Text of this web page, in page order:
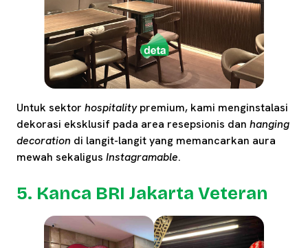
Untuk sektor hospitalitypremium, kami menginstalasi
dekorasi eksklusif pada area resepsionis dan hanging
decoration di langit-langit yang memancarkan aura
mewah sekaligus Instagramable.
5. Kanca BRI Jakarta Veteran